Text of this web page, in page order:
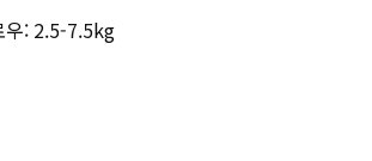
우: 2.5-7.5kg